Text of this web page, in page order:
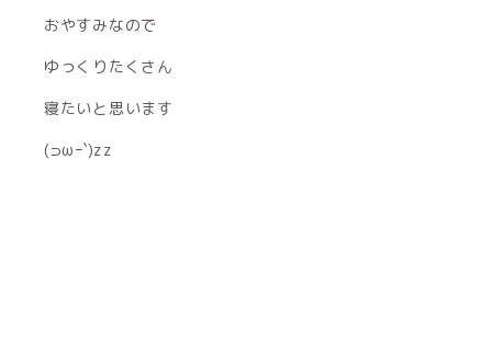
おやすみなので
ゆっくりたくさん
寝たいと思います
(⊃ωｰ`)zz